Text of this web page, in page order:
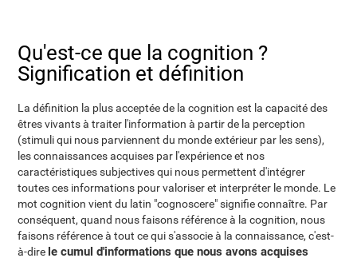
Qu'est-ce que la cognition ?
Signification et définition
La définition la plus acceptée de la cognition est la capacité des
êtres vivants à traiter l'information à partir de la perception
(stimuli qui nous parviennent du monde extérieur par les sens),
les connaissances acquises par l'expérience et nos
caractéristiques subjectives qui nous permettent d'intégrer
toutes ces informations pour valoriser et interpréter le monde. Le
mot cognition vient du latin "cognoscere" signifie connaître. Par
conséquent, quand nous faisons référence à la cognition, nous
faisons référence à tout ce qui s'associe à la connaissance, c'est-
à-dire le cumul d'informations que nous avons acquises